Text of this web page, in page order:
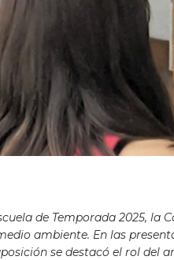
de Temporada 2025,
ambiente. En las
se destacó el rol del